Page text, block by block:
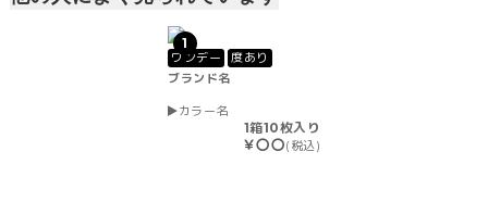
1
ワンデー
度あり
ブランド名
カラー名
1箱10枚入り
￥〇〇(税込)